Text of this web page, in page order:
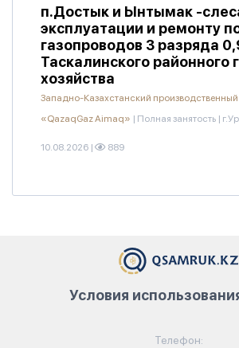
п.Достык и Ынтымак -
эксплуатации и ремонту
газопроводов 3 разряда
Таскалинского районного
хозяйства
Западно-Казахстанский
«QazaqGaz Aimaq» | Полная занятость |
10.08.2026 | 889
Телефон:
Условия